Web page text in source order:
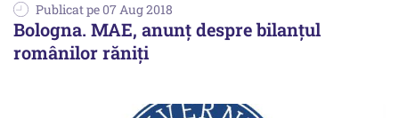
Publicat pe 07 Aug 2018
Bologna. MAE, anunț despre bilanțul
românilor răniți